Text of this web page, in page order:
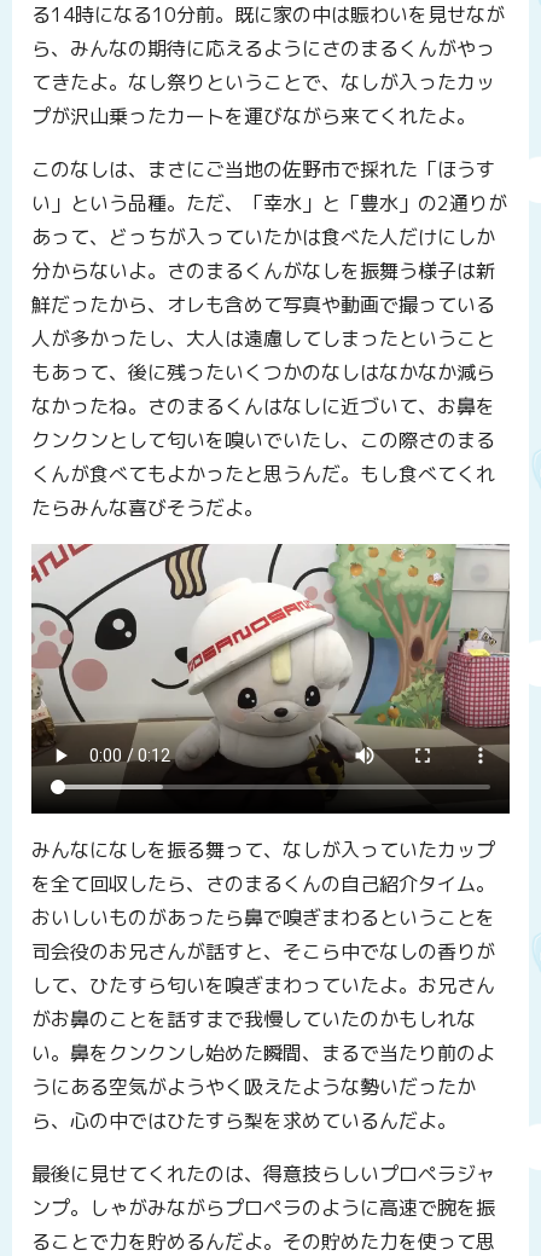
る14時になる10分前。既に家の中は賑わいを見せなが
ら、みんなの期待に応えるようにさのまるくんがやっ
てきたよ。なし祭りということで、なしが入ったカッ
プが沢山乗ったカートを運びながら来てくれたよ。
このなしは、まさにご当地の佐野市で採れた「ほうす
い」という品種。ただ、「幸水」と「豊水」の2通りが
あって、どっちが入っていたかは食べた人だけにしか
分からないよ。さのまるくんがなしを振舞う様子は新
鮮だったから、オレも含めて写真や動画で撮っている
人が多かったし、大人は遠慮してしまったということ
もあって、後に残ったいくつかのなしはなかなか減ら
なかったね。さのまるくんはなしに近づいて、お鼻を
クンクンとして匂いを嗅いでいたし、この際さのまる
くんが食べてもよかったと思うんだ。もし食べてくれ
たらみんな喜びそうだよ。
みんなになしを振る舞って、なしが入っていたカップ
を全て回収したら、さのまるくんの自己紹介タイム。
おいしいものがあったら鼻で嗅ぎまわるということを
司会役のお兄さんが話すと、そこら中でなしの香りが
して、ひたすら匂いを嗅ぎまわっていたよ。お兄さん
がお鼻のことを話すまで我慢していたのかもしれな
い。鼻をクンクンし始めた瞬間、まるで当たり前のよ
うにある空気がようやく吸えたような勢いだったか
ら、心の中ではひたすら梨を求めているんだよ。
最後に見せてくれたのは、得意技らしいプロペラジャ
ンプ。しゃがみながらプロペラのように高速で腕を振
ることで力を貯めるんだよ。その貯めた力を使って思